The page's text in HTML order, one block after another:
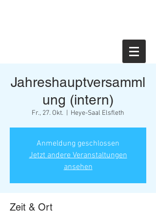
Jahreshauptversamml
ung (intern)
Fr., 27. Okt. Heye-Saal Elsfleth
Anmeldung geschlossen
Jetzt andere Veranstaltungen
ansehen
Zeit & Ort